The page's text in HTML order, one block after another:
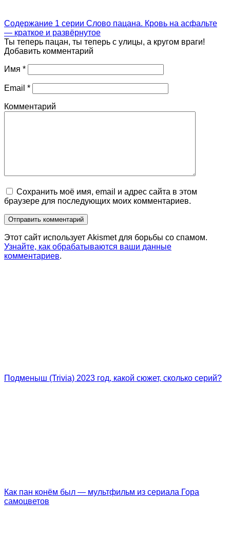
Содержание 1 серии Слово пацана. Кровь на асфальте
— краткое и развёрнутое
Ты теперь пацан, ты теперь с улицы, а кругом враги!
Добавить комментарий
Имя *
Email *
Комментарий
Сохранить моё имя, email и адрес сайта в этом
браузере для последующих моих комментариев.
Этот сайт использует Akismet для борьбы со спамом.
Узнайте, как обрабатываются ваши данные
комментариев.
Подменыш (Trivia) 2023 год, какой сюжет, сколько серий?
Как пан конём был — мультфильм из сериала Гора
самоцветов